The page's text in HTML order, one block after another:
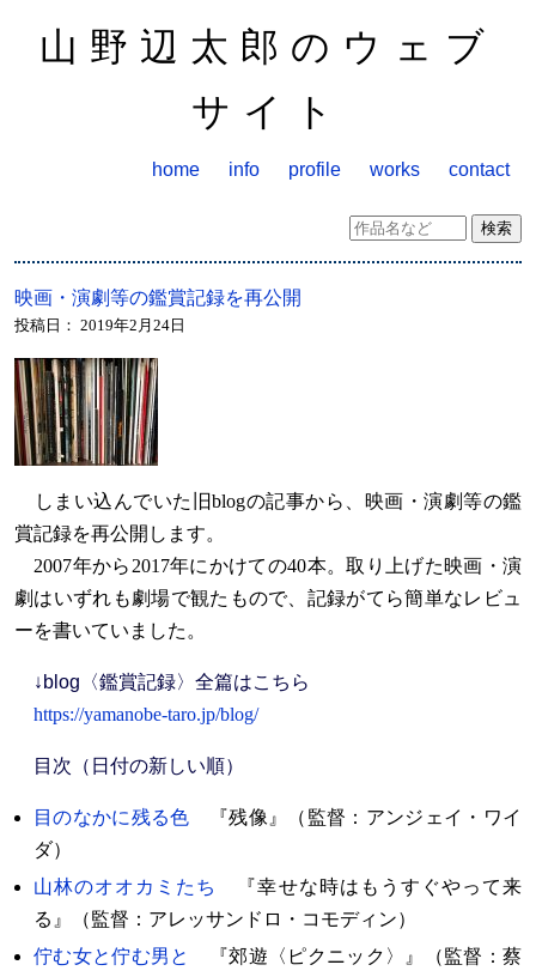
山野辺太郎のウェブ
サイト
home info profile works contact
映画・演劇等の鑑賞記録を再公開
投稿日： 2019年2月24日
しまい込んでいた旧blogの記事から、映画・演劇等の鑑
賞記録を再公開します。
2007年から2017年にかけての40本。取り上げた映画・演
劇はいずれも劇場で観たもので、記録がてら簡単なレビュ
ーを書いていました。
↓blog〈鑑賞記録〉全篇はこちら
https://yamanobe-taro.jp/blog/
目次（日付の新しい順）
目のなかに残る色 『残像』（監督：アンジェイ・ワイ
ダ）
山林のオオカミたち
『幸せな時はもうすぐやって来
る』（監督：アレッサンドロ・コモディン）
佇む女と佇む男と
『郊遊〈ピクニック〉』（監督：蔡